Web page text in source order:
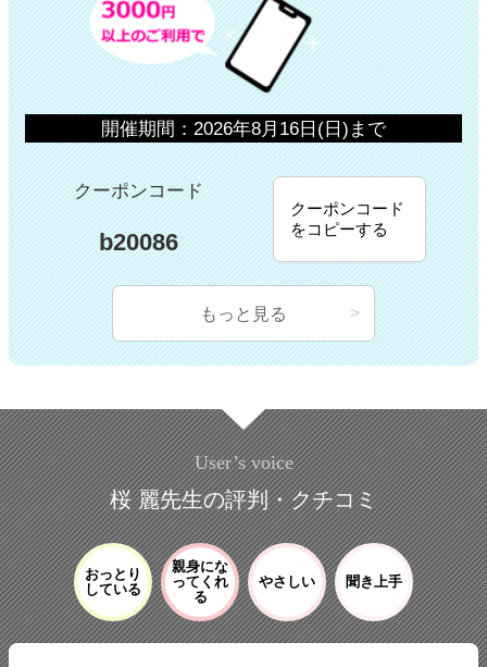
開催期間：2026年8月16日(日)まで
クーポンコード
b20086
クーポンコード
をコピーする
もっと見る
User’s voice
桜 麗先生の評判・クチコミ
おっとり
している
親身にな
ってくれ
る
やさしい 聞き上手